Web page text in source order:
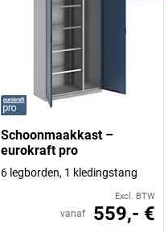
Schoonmaakkast –
eurokraft pro
6 legborden, 1 kledingstang
Excl. BTW
vanaf 559,- €